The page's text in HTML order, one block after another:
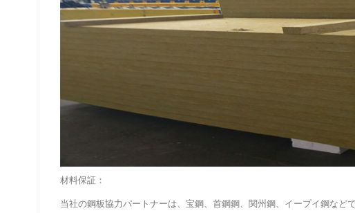
材料保証：
当社の鋼板協力パートナーは、宝鋼、首鋼鋼、関州鋼、イープイ鋼など